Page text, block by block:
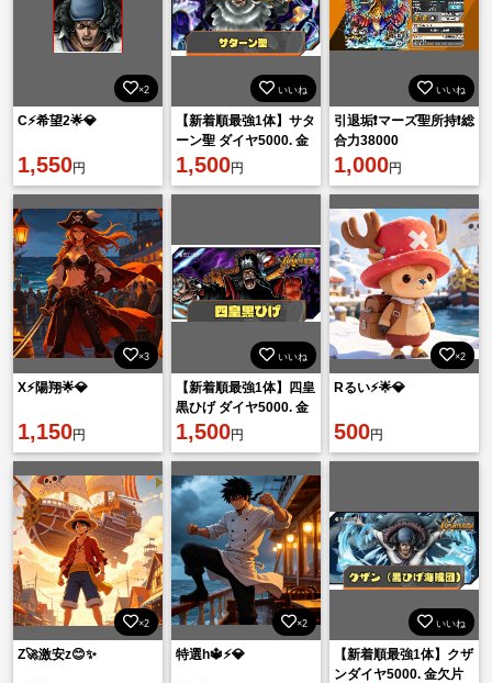
×2
C⚡️希望2🌟💎
1,550円
いいね
【新着順最強1体】サタ
ーン聖 ダイヤ5000. 金
欠片1600機種IOS
1,500円
いいね
引退垢❗️マーズ聖所持❗️総
合力38000
1,000円
×3
X⚡️陽翔🌟💎
1,150円
いいね
【新着順最強1体】四皇
黒ひげ ダイヤ5000. 金
欠片1600機種IOSンサ
ーバー：アジア鯖
1,500円
×2
Rるい⚡️🌟💎
500円
×2
Z🚀激安z😊✨
×2
特選h🔱⚡️💎
いいね
【新着順最強1体】クザ
ンダイヤ5000. 金欠片